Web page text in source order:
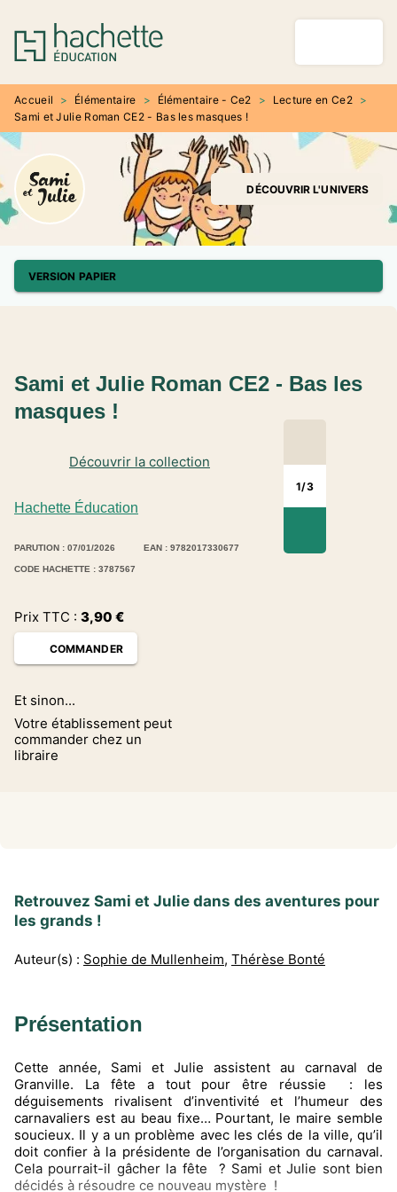
MENU RECHERCHE
PIED DE PAGE
Accueil > Élémentaire > Élémentaire - Ce2 > Lecture en Ce2
>
Sami et Julie Roman CE2 - Bas les masques !
DÉCOUVRIR L'UNIVERS
VERSION PAPIER
1/3
Hachette Éducation
Découvrir la collection
Sami et Julie Roman CE2 - Bas les
masques !
PARUTION : 07/01/2026 EAN : 9782017330677
CODE HACHETTE : 3787567
Prix TTC : 3,90 €
COMMANDER
Et sinon...
Votre établissement peut
commander chez un
libraire
Retrouvez Sami et Julie dans des aventures pour
les grands !
Auteur(s) : Sophie de Mullenheim, Thérèse Bonté
Présentation
Cette année, Sami et Julie assistent au carnaval de
Granville. La fête a tout pour être réussie : les
déguisements rivalisent d’inventivité et l’humeur des
carnavaliers est au beau fixe… Pourtant, le maire semble
soucieux. Il y a un problème avec les clés de la ville, qu’il
doit confier à la présidente de l’organisation du carnaval.
Cela pourrait-il gâcher la fête ? Sami et Julie sont bien
décidés à résoudre ce nouveau mystère !